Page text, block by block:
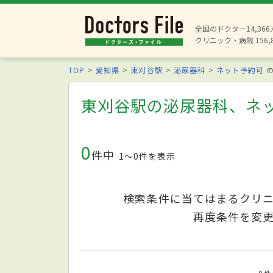
全国のドクター14,366
クリニック・病院
TOP 愛知県 東刈谷駅 泌尿器科 ネット予約可
東刈谷駅の泌尿器科、ネ
0件中 1〜0件を表示
検索条件に当てはまるクリ
再度条件を変